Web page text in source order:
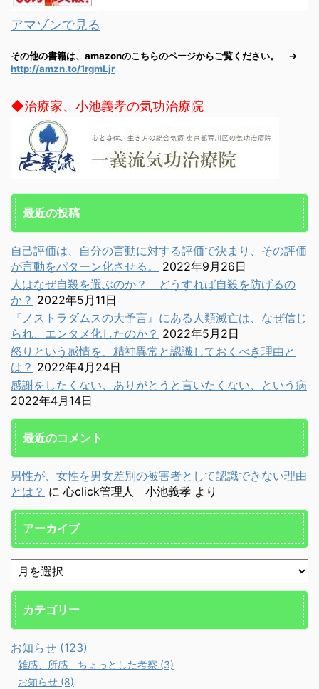
アマゾンで見る
その他の書籍は、amazonのこちらのページからご覧ください。 →
http://amzn.to/1rgmLjr
◆治療家、小池義孝の気功治療院
最近の投稿
自己評価は、自分の言動に対する評価で決まり、その評価
が言動をパターン化させる。
2022年9月26日
人はなぜ自殺を選ぶのか？ どうすれば自殺を防げるの
か？ 2022年5月11日
『ノストラダムスの大予言』にある人類滅亡は、なぜ信じ
られ、エンタメ化したのか？ 2022年5月2日
怒りという感情を、精神異常と認識しておくべき理由と
は？ 2022年4月24日
感謝をしたくない、ありがとうと言いたくない、という病
2022年4月14日
最近のコメント
男性が、女性を男女差別の被害者として認識できない理由
とは？ に 心click管理人 小池義孝 より
アーカイブ
カテゴリー
お知らせ (123)
雑感、所感、ちょっとした考察 (3)
お知らせ (8)